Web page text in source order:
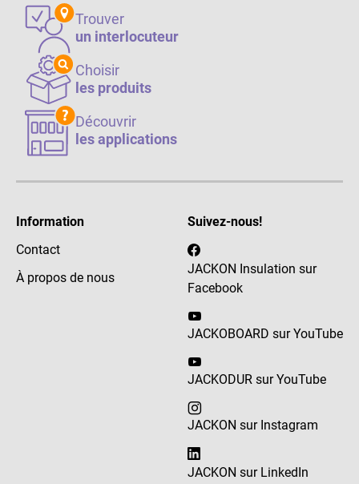
Trouver
un interlocuteur
Choisir
les produits
Découvrir
les applications
Information
Contact
À propos de nous
Suivez-nous!
JACKON Insulation sur
Facebook
JACKOBOARD sur YouTube
JACKODUR sur YouTube
JACKON sur Instagram
JACKON sur LinkedIn